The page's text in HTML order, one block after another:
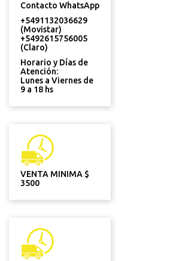
Contacto WhatsApp
+5491132036629
(Movistar)
+5492615756005
(Claro)
Horario y Días de
Atención:
Lunes a Viernes de
9 a 18 hs
VENTA MINIMA $
3500